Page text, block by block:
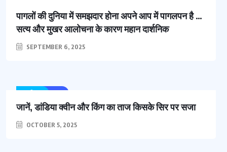
पागलों की दुनिया में समझदार होना अपने आप में पागलपन है …
सत्य और मुखर आलोचना के कारण महान दार्शनिक
SEPTEMBER 6, 2025
जानें, डांडिया क्वीन और किंग का ताज किसके सिर पर सजा
OCTOBER 5, 2025